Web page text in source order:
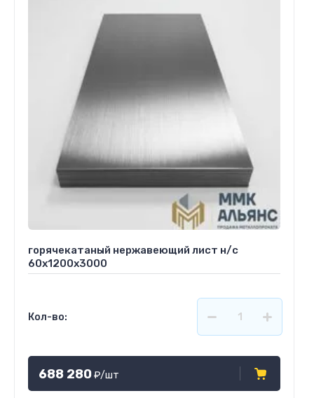
горячекатаный нержавеющий лист н/с
60х1200х3000
Кол-во:
688 280₽/шт